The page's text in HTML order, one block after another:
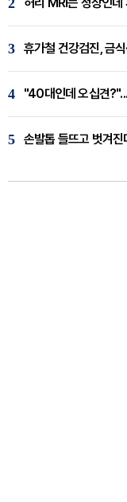
2
3 휴가철 건강검진, 금
4 "40대인데 오십견
5 손발톱 들뜨고 벗겨